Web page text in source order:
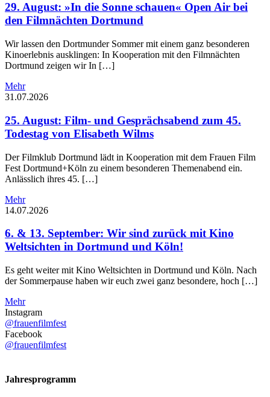
29. August: »In die Sonne schauen« Open Air bei
den Filmnächten Dortmund
Wir lassen den Dortmunder Sommer mit einem ganz besonderen
Kinoerlebnis ausklingen: In Kooperation mit den Filmnächten
Dortmund zeigen wir In […]
Mehr
31.07.2026
25. August: Film- und Gesprächsabend zum 45.
Todestag von Elisabeth Wilms
Der Filmklub Dortmund lädt in Kooperation mit dem Frauen Film
Fest Dortmund+Köln zu einem besonderen Themenabend ein.
Anlässlich ihres 45. […]
Mehr
14.07.2026
6. & 13. September: Wir sind zurück mit Kino
Weltsichten in Dortmund und Köln!
Es geht weiter mit Kino Weltsichten in Dortmund und Köln. Nach
der Sommerpause haben wir euch zwei ganz besondere, hoch […]
Mehr
Instagram
@frauenfilmfest
Facebook
@frauenfilmfest
Jahresprogramm